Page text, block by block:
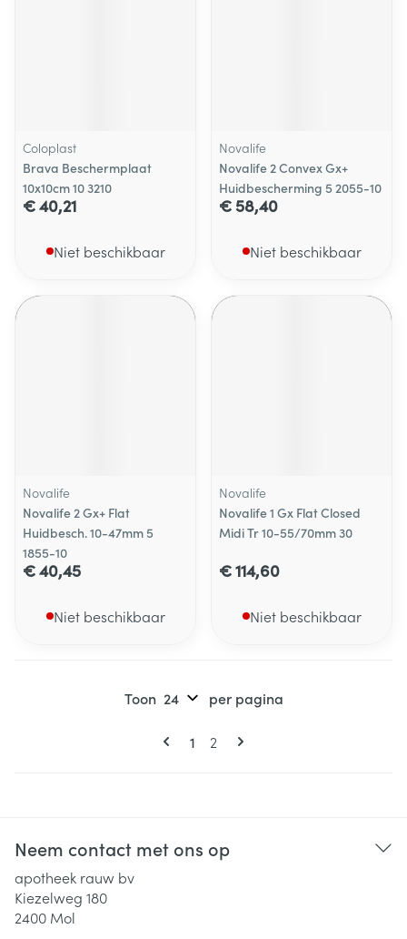
Coloplast
Brava Beschermplaat
10x10cm 10 3210
€ 40,21
Niet beschikbaar
Novalife
Novalife 2 Convex Gx+
Huidbescherming 5 2055-10
€ 58,40
Niet beschikbaar
Novalife
Novalife 2 Gx+ Flat
Huidbesch. 10-47mm 5
1855-10
€ 40,45
Niet beschikbaar
Novalife
Novalife 1 Gx Flat Closed
Midi Tr 10-55/70mm 30
€ 114,60
Niet beschikbaar
Pagina's
U lees momenteel pagina
1 Pagina
2
Toon per pagina
Neem contact met ons op
apotheek rauw bv
Kiezelweg 180
2400 Mol